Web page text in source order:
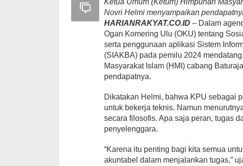
Ketua Umum (Ketum) Himpunan
Novri Helmi menyampaikan
HARIANRAKYAT.CO.ID – Dalam
Ogan Komering Ulu (OKU) tentang
serta penggunaan aplikasi Sistem
(SIAKBA) pada pemilu 2024
Masyarakat Islam (HMI) cabang
pendapatnya.
Dikatakan Helmi, bahwa KPU sebagai
untuk bekerja teknis. Namun
secara filosofis. Apa saja peran, tugas
penyelenggara.
“Karena itu penting bagi kita semua
akuntabel dalam menjalankan tugas,”